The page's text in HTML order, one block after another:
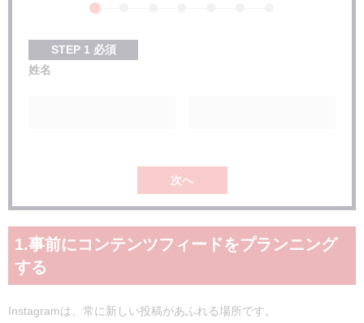
STEP 1 必須
姓名
次へ
1.事前にコンテンツフィードをプランニング
する
Instagramは、常に新しい投稿があふれる場所です。